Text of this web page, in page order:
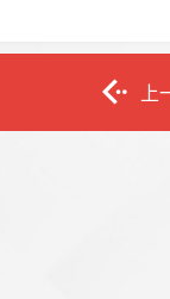
上